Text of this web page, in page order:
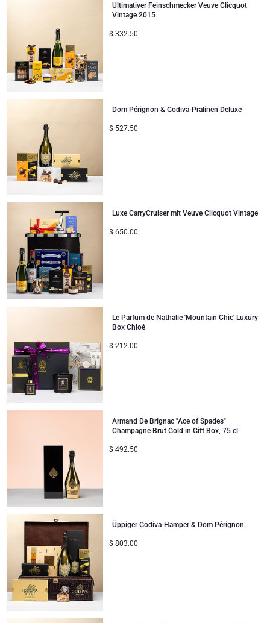
Ultimativer Feinschmecker Veuve Clicquot
Vintage 2015
$ 332.50
Dom Pérignon & Godiva-Pralinen Deluxe
$ 527.50
Luxe CarryCruiser mit Veuve Clicquot Vintage
$ 650.00
Le Parfum de Nathalie 'Mountain Chic' Luxury
Box Chloé
$ 212.00
Armand De Brignac "Ace of Spades"
Champagne Brut Gold in Gift Box, 75 cl
$ 492.50
Üppiger Godiva-Hamper & Dom Pérignon
$ 803.00